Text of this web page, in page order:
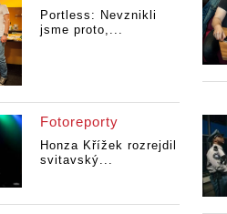
Portless: Nevznikli
jsme proto,...
Fotoreporty
Honza Křížek rozrejdil
svitavský...